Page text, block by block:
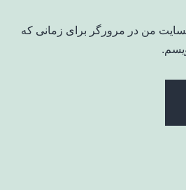
من در مرورگر برای زمانی که